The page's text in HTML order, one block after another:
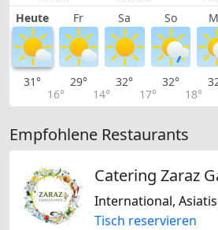
Heute Fr Sa So
31°
16°
29°
14°
32°
17°
32°
18°
Empfohlene Restaurants
Tisch reservieren